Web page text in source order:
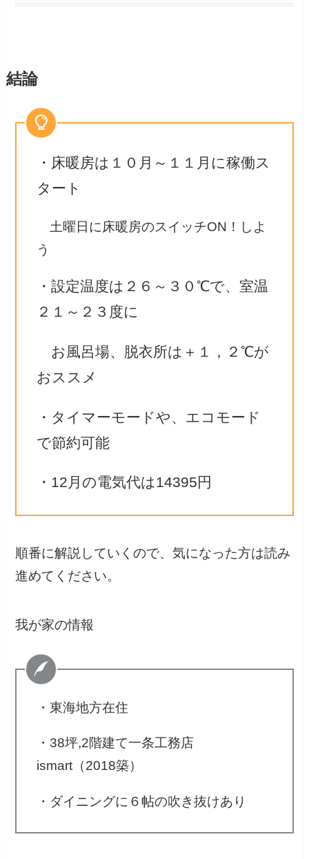
結論
・床暖房は１０月～１１月に稼働ス
タート
土曜日に床暖房のスイッチON！しよ
う
・設定温度は２６～３０℃で、室温
２１～２３度に
お風呂場、脱衣所は＋１，２℃が
おススメ
・タイマーモードや、エコモード
で節約可能
・12月の電気代は14395円
順番に解説していくので、気になった方は読み
進めてください。
我が家の情報
・東海地方在住
・38坪,2階建て一条工務店
ismart（2018築）
・ダイニングに６帖の吹き抜けあり